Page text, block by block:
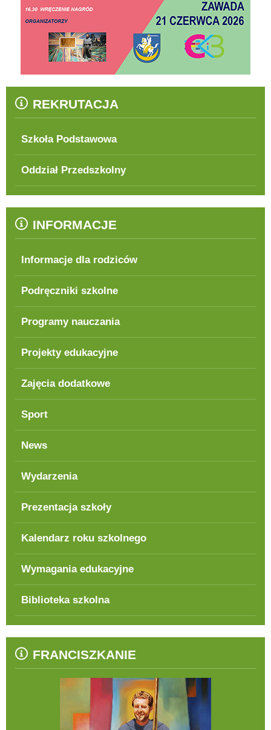
REKRUTACJA
Szkoła Podstawowa
Oddział Przedszkolny
INFORMACJE
Informacje dla rodziców
Podręczniki szkolne
Programy nauczania
Projekty edukacyjne
Zajęcia dodatkowe
Sport
News
Wydarzenia
Prezentacja szkoły
Kalendarz roku szkolnego
Wymagania edukacyjne
Biblioteka szkolna
FRANCISZKANIE